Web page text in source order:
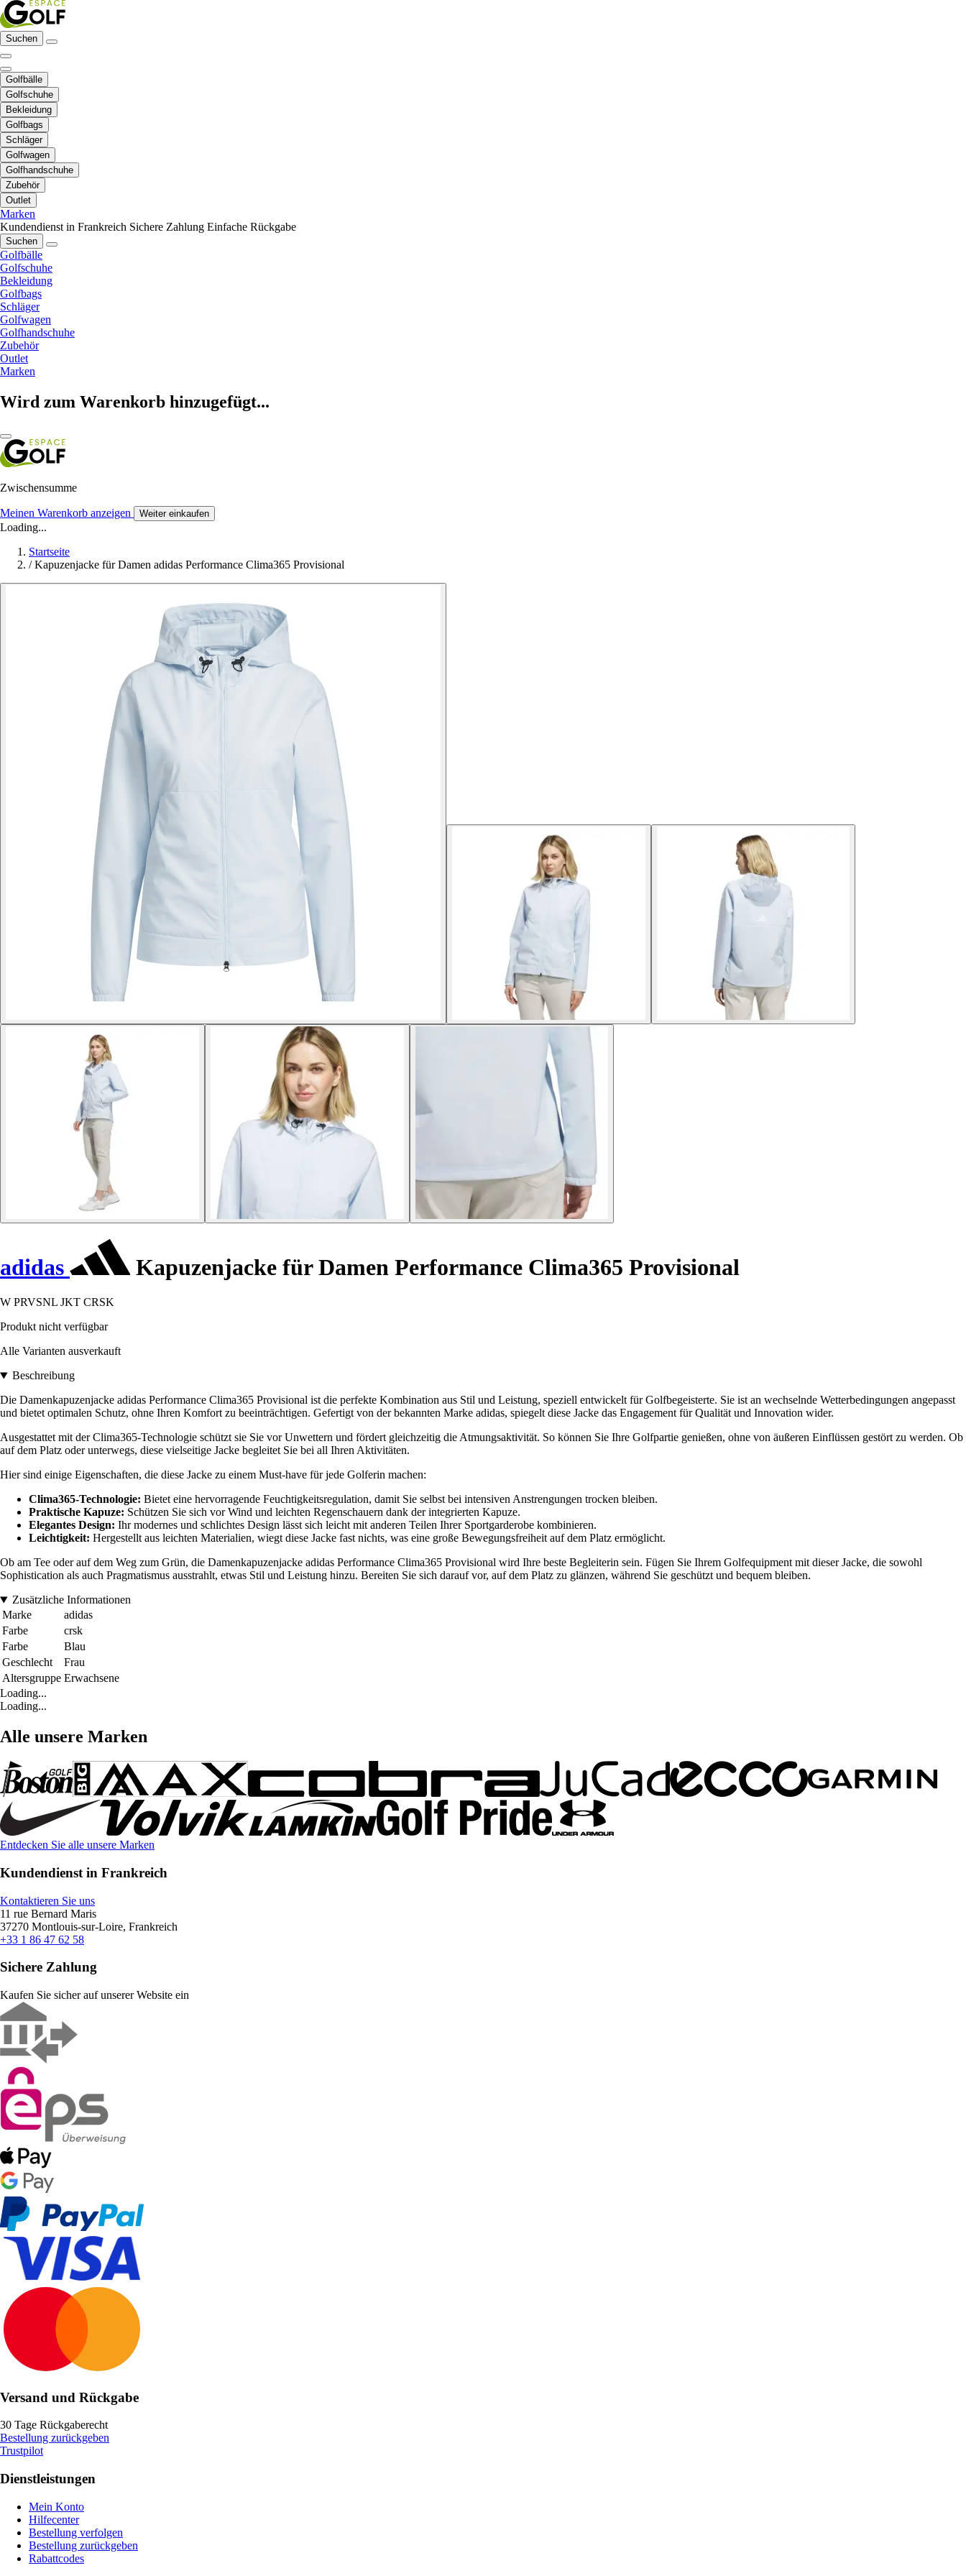
Suchen
Golfbälle
Golfschuhe
Bekleidung
Golfbags
Schläger
Golfwagen
Golfhandschuhe
Zubehör
Outlet
Marken
Kundendienst in Frankreich Sichere Zahlung Einfache Rückgabe
Suchen
Golfbälle
Golfschuhe
Bekleidung
Golfbags
Schläger
Golfwagen
Golfhandschuhe
Zubehör
Outlet
Marken
Wird zum Warenkorb hinzugefügt...
Zwischensumme
Meinen Warenkorb anzeigen Weiter einkaufen
Loading...
Startseite
/ Kapuzenjacke für Damen adidas Performance Clima365 Provisional
adidas Kapuzenjacke für Damen Performance Clima365 Provisional
W PRVSNL JKT CRSK
Produkt nicht verfügbar
Alle Varianten ausverkauft
Beschreibung
Die Damenkapuzenjacke adidas Performance Clima365 Provisional ist die perfekte Kombination aus Stil und Leistung, speziell entwickelt für Golfbegeisterte. Sie ist an wechselnde Wetterbedingungen angepasst
und bietet optimalen Schutz, ohne Ihren Komfort zu beeinträchtigen. Gefertigt von der bekannten Marke adidas, spiegelt diese Jacke das Engagement für Qualität und Innovation wider.
Ausgestattet mit der Clima365-Technologie schützt sie Sie vor Unwettern und fördert gleichzeitig die Atmungsaktivität. So können Sie Ihre Golfpartie genießen, ohne von äußeren Einflüssen gestört zu werden. Ob
auf dem Platz oder unterwegs, diese vielseitige Jacke begleitet Sie bei all Ihren Aktivitäten.
Hier sind einige Eigenschaften, die diese Jacke zu einem Must-have für jede Golferin machen:
Clima365-Technologie: Bietet eine hervorragende Feuchtigkeitsregulation, damit Sie selbst bei intensiven Anstrengungen trocken bleiben.
Praktische Kapuze: Schützen Sie sich vor Wind und leichten Regenschauern dank der integrierten Kapuze.
Elegantes Design: Ihr modernes und schlichtes Design lässt sich leicht mit anderen Teilen Ihrer Sportgarderobe kombinieren.
Leichtigkeit: Hergestellt aus leichten Materialien, wiegt diese Jacke fast nichts, was eine große Bewegungsfreiheit auf dem Platz ermöglicht.
Ob am Tee oder auf dem Weg zum Grün, die Damenkapuzenjacke adidas Performance Clima365 Provisional wird Ihre beste Begleiterin sein. Fügen Sie Ihrem Golfequipment mit dieser Jacke, die sowohl
Sophistication als auch Pragmatismus ausstrahlt, etwas Stil und Leistung hinzu. Bereiten Sie sich darauf vor, auf dem Platz zu glänzen, während Sie geschützt und bequem bleiben.
Zusätzliche Informationen
Marke
adidas
Farbe
crsk
Farbe
Blau
Geschlecht
Frau
Altersgruppe Erwachsene
Loading...
Loading...
Alle unsere Marken
Entdecken Sie alle unsere Marken
Kundendienst in Frankreich
Kontaktieren Sie uns
11 rue Bernard Maris
37270 Montlouis-sur-Loire, Frankreich
+33 1 86 47 62 58
Sichere Zahlung
Kaufen Sie sicher auf unserer Website ein
Versand und Rückgabe
30 Tage Rückgaberecht
Bestellung zurückgeben
Trustpilot
Dienstleistungen
Mein Konto
Hilfecenter
Bestellung verfolgen
Bestellung zurückgeben
Rabattcodes